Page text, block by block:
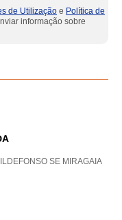
de Utilização e Política de
informação sobre
SE MIRAGAIA